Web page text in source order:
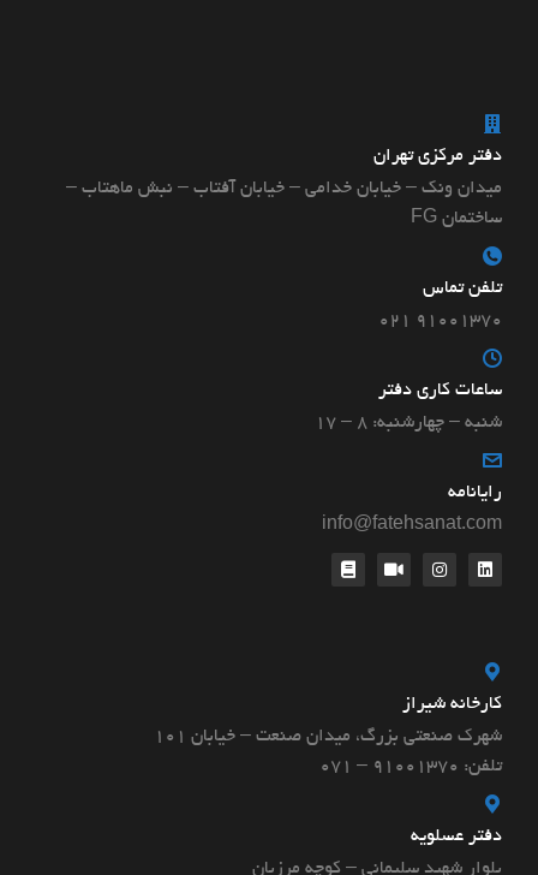
دفتر مرکزی تهران
میدان ونک – خیابان خدامی – خیابان آفتاب – نبش ماهتاب –
ساختمان FG
تلفن تماس
۹۱۰۰۱۳۷۰ ۰۲۱
ساعات کاری دفتر
شنبه – چهارشنبه: ۸ – ۱۷
رایانامه
info@fatehsanat.com
کارخانه شیراز
شهرک صنعتی بزرگ، میدان صنعت – خیابان ۱۰۱
تلفن: 91001370 – 071
دفتر عسلویه
بلوار شهید سلیمانی – کوچه مرزبان